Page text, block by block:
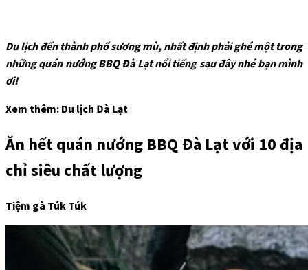
Du lịch đến thành phố sương mù, nhất định phải ghé một trong
những quán nướng BBQ Đà Lạt nổi tiếng sau đây nhé bạn mình
ơi!
Xem thêm: Du lịch Đà Lạt
Ăn hết quán nướng BBQ Đà Lạt với 10 địa
chỉ siêu chất lượng
Tiệm gà Túk Túk